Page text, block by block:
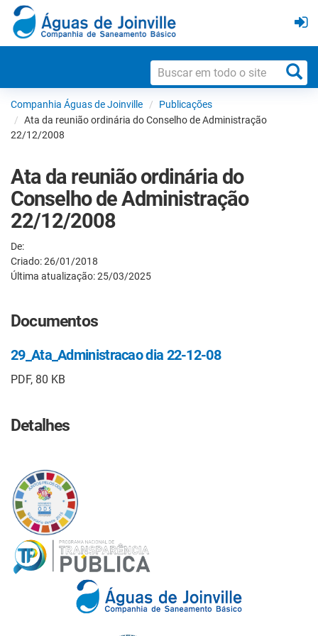
Companhia Águas de Joinville
Publicações
Ata da reunião ordinária do Conselho de Administração
22/12/2008
Ata da reunião ordinária do
Conselho de Administração
22/12/2008
De:
Criado: 26/01/2018
Última atualização: 25/03/2025
Documentos
29_Ata_Administracao dia 22-12-08
PDF, 80 KB
Detalhes